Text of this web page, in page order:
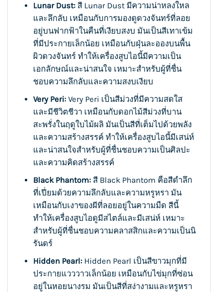
Lunar Dust:สี Lunar Dust มีความน่าหลงใหล
และลึกลับ เหมือนกับการมองดูดวงจันทร์ที่ลอย
อยู่บนฟากฟ้าในคืนที่เงียบสงบ มันเป็นสีเทาเข้ม
ที่มีประกายเล็กน้อย เหมือนกับฝุ่นละอองบนพื้น
ผิวดวงจันทร์ ทำให้เครื่องสูบไอนี้มีความเป็น
เอกลักษณ์และน่าสนใจ เหมาะสำหรับผู้ที่ชื่น
ชอบความลึกลับและความสงบเงียบ
Very Peri:Very Peri เป็นสีม่วงที่มีความสดใส
และมีชีวิตชีวา เหมือนกับดอกไม้สีม่วงที่บาน
สะพรั่งในฤดูใบไม้ผลิ มันเป็นสีที่เต็มไปด้วยพลัง
และความสร้างสรรค์ ทำให้เครื่องสูบไอนี้มีเสน่ห์
และน่าสนใจสำหรับผู้ที่ชื่นชอบความเป็นศิลปะ
และความคิดสร้างสรรค์
Black Phantom:สี Black Phantom คือสีดำลึก
ที่เปี่ยมด้วยความลึกลับและความหรูหรา มัน
เหมือนกับเงาของผีที่ลอยอยู่ในความมืด สีนี้
ทำให้เครื่องสูบไอดูมีสไตล์และมีเสน่ห์ เหมาะ
สำหรับผู้ที่ชื่นชอบความคลาสสิกและความเป็นนิ
รันดร์
Hidden Pearl:Hidden Pearl เป็นสีขาวมุกที่มี
ประกายแวววาวเล็กน้อย เหมือนกับไข่มุกที่ซ่อน
อยู่ในหอยนางรม มันเป็นสีที่สง่างามและหรูหรา